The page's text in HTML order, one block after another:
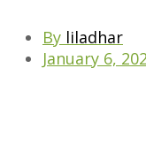
By liladhar
January 6,